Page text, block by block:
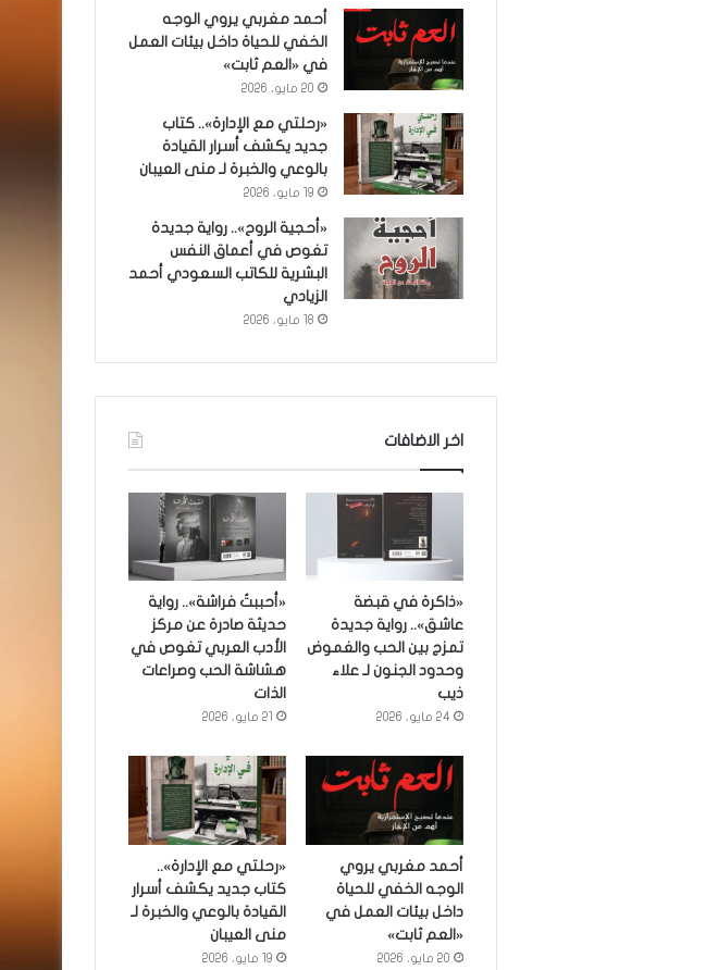
أحمد مغربي يروي الوجه
الخفي للحياة داخل بيئات العمل
في «العم ثابت»
20 مايو، 2026
«رحلتي مع الإدارة».. كتاب
جديد يكشف أسرار القيادة
بالوعي والخبرة لـ منى العيبان
19 مايو، 2026
«أحجية الروح».. رواية جديدة
تغوص في أعماق النفس
البشرية للكاتب السعودي أحمد
الزيادي
18 مايو، 2026
اخر الاضافات
«ذاكرة في قبضة
عاشق».. رواية جديدة
تمزج بين الحب والغموض
وحدود الجنون لـ علاء
ذيب
24 مايو، 2026
«أحببتُ فراشة».. رواية
حديثة صادرة عن مركز
الأدب العربي تغوص في
هشاشة الحب وصراعات
الذات
21 مايو، 2026
أحمد مغربي يروي
الوجه الخفي للحياة
داخل بيئات العمل في
«العم ثابت»
20 مايو، 2026
«رحلتي مع الإدارة»..
كتاب جديد يكشف أسرار
القيادة بالوعي والخبرة لـ
منى العيبان
19 مايو، 2026